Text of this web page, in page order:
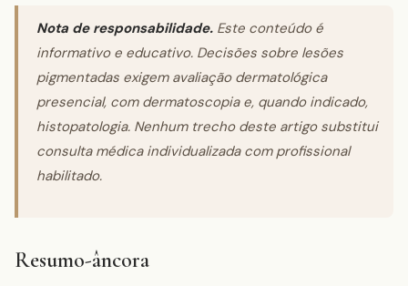
Nota de responsabilidade. Este conteúdo é
informativo e educativo. Decisões sobre lesões
pigmentadas exigem avaliação dermatológica
presencial, com dermatoscopia e, quando indicado,
histopatologia. Nenhum trecho deste artigo substitui
consulta médica individualizada com profissional
habilitado.
Resumo-âncora